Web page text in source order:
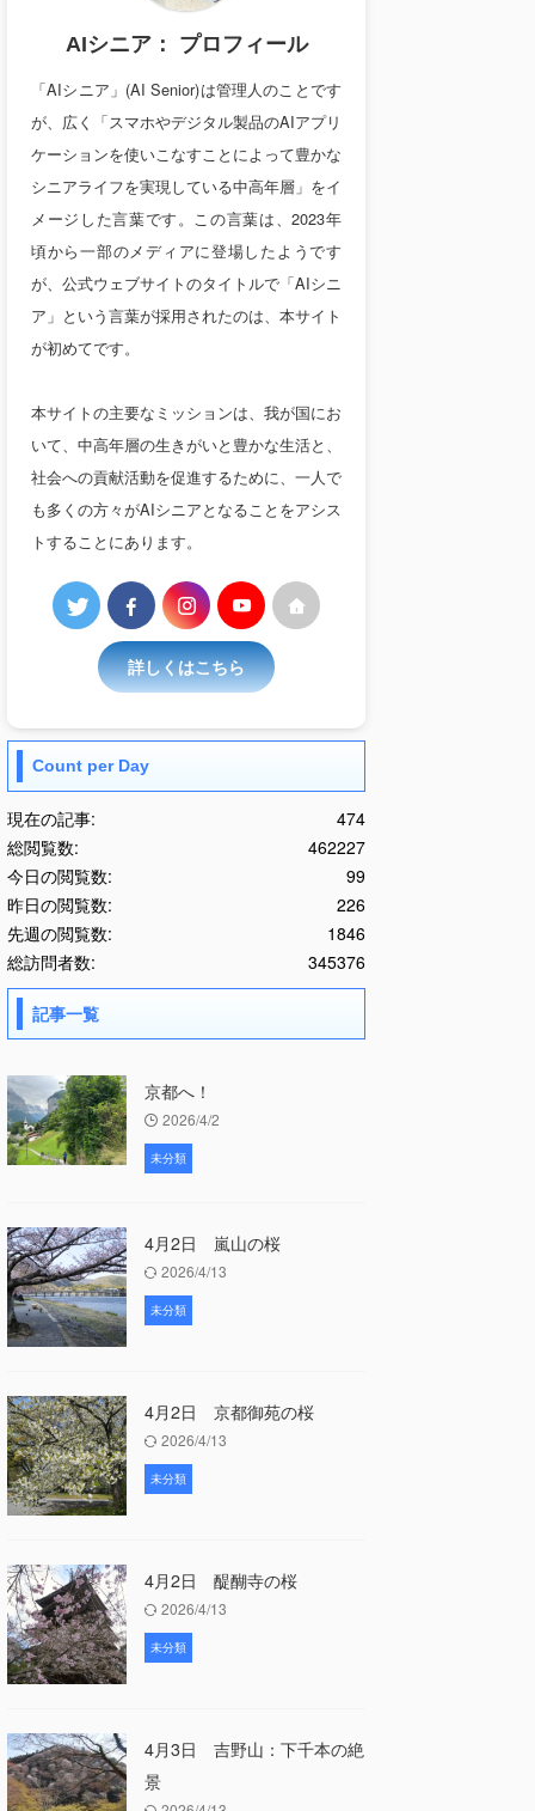
AIシニア： プロフィール
「AIシニア」(AI Senior)は管理人のことです
が、広く「スマホやデジタル製品のAIアプリ
ケーションを使いこなすことによって豊かな
シニアライフを実現している中高年層」をイ
メージした言葉です。この言葉は、2023年
頃から一部のメディアに登場したようです
が、公式ウェブサイトのタイトルで「AIシニ
ア」という言葉が採用されたのは、本サイト
が初めてです。
本サイトの主要なミッションは、我が国にお
いて、中高年層の生きがいと豊かな生活と、
社会への貢献活動を促進するために、一人で
も多くの方々がAIシニアとなることをアシス
トすることにあります。
詳しくはこちら
Count per Day
474
現在の記事:
462227
総閲覧数:
99
今日の閲覧数:
226
昨日の閲覧数:
1846
先週の閲覧数:
345376
総訪問者数:
記事一覧
京都へ！
2026/4/2
未分類
4月2日 嵐山の桜
2026/4/13
未分類
4月2日 京都御苑の桜
2026/4/13
未分類
4月2日 醍醐寺の桜
2026/4/13
未分類
4月3日 吉野山：下千本の絶
景